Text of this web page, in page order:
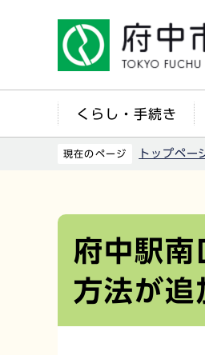
くらし・手続き
現在のページ トップペー
府中駅南
方法が追